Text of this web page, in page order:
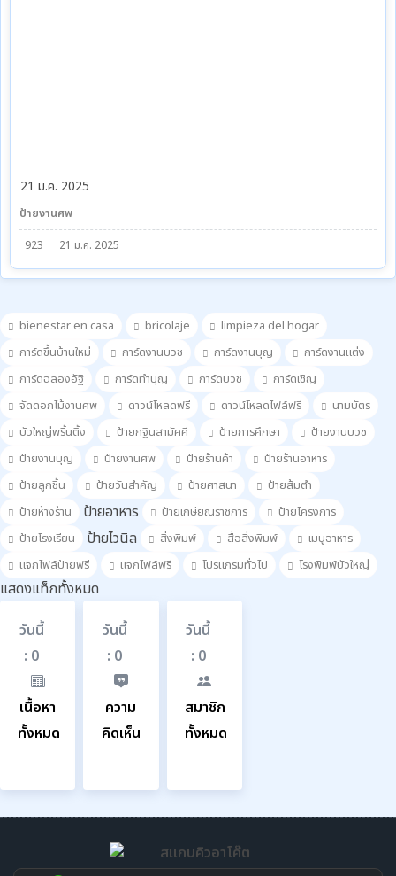
21 ม.ค. 2025
ป้ายงานศพ
923 21 ม.ค. 2025
bienestar en casa bricolaje
limpieza del hogar
การ์ดขึ้นบ้านใหม่
การ์ดงานบวช การ์ดงานบุญ
การ์ดงานแต่ง
การ์ดฉลองอัฐิ
การ์ดทำบุญ การ์ดบวช
การ์ดเชิญ
จัดดอกไม้งานศพ
ดาวน์โหลดฟรี ดาวน์โหลดไฟล์ฟรี
นามบัตร
บัวใหญ่พริ้นติ้ง
ป้ายกฐินสามัคคี ป้ายการศึกษา
ป้ายงานบวช
ป้ายงานบุญ
ป้ายงานศพ ป้ายร้านค้า
ป้ายร้านอาหาร
ป้ายลูกชิ้น
ป้ายวันสำคัญ ป้ายศาสนา
ป้ายส้มตำ
ป้ายห้างร้าน
ป้ายอาหาร ป้ายเกษียณราชการ
ป้ายโครงการ
ป้ายโรงเรียน
ป้ายไวนิล สิ่งพิมพ์ สื่อสิ่งพิมพ์
เมนูอาหาร
แจกไฟล์ป้ายฟรี
แจกไฟล์ฟรี โปรแกรมทั่วไป โรงพิมพ์บัวใหญ่
แสดงแท็กทั้งหมด
วันนี้
: 0
เนื้อหา
ทั้งหมด
วันนี้
: 0
ความ
คิดเห็น
วันนี้
: 0
สมาชิก
ทั้งหมด